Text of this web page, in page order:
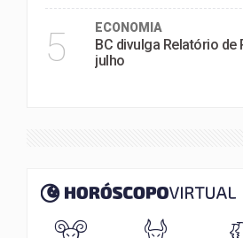
5 ECONOMIA
BC divulga Relatório de
julho